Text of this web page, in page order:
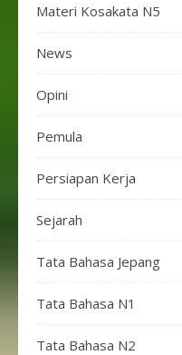
Materi Kosakata N5
News
Opini
Pemula
Persiapan Kerja
Sejarah
Tata Bahasa Jepang
Tata Bahasa N1
Tata Bahasa N2